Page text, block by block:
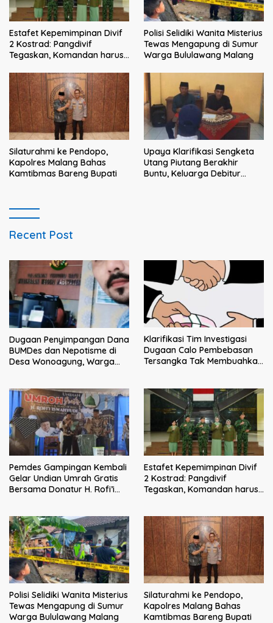
Estafet Kepemimpinan Divif
2 Kostrad: Pangdivif
Tegaskan, Komandan harus
dan solusi bagi prajurit
Polisi Selidiki Wanita Misterius
Tewas Mengapung di Sumur
Warga Bululawang Malang
Silaturahmi ke Pendopo,
Kapolres Malang Bahas
Kamtibmas Bareng Bupati
Upaya Klarifikasi Sengketa
Utang Piutang Berakhir
Buntu, Keluarga Debitur
Recent Post
Dugaan Penyimpangan Dana
BUMDes dan Nepotisme di
Desa Wonoagung, Warga
Klarifikasi Tim Investigasi
Dugaan Calo Pembebasan
Tersangka Tak Membuahkan
Pemdes Gampingan Kembali
Gelar Undian Umrah Gratis
Bersama Donatur H. Rofi’i
Estafet Kepemimpinan Divif
2 Kostrad: Pangdivif
Tegaskan, Komandan harus
Polisi Selidiki Wanita Misterius
Tewas Mengapung di Sumur
Warga Bululawang Malang
Silaturahmi ke Pendopo,
Kapolres Malang Bahas
Kamtibmas Bareng Bupati